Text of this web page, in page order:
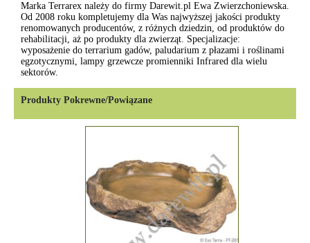
Marka Terrarex należy do firmy Darewit.pl Ewa Zwierzchoniewska.
Od 2008 roku kompletujemy dla Was najwyższej jakości produkty
renomowanych producentów, z różnych dziedzin, od produktów do
rehabilitacji, aż po produkty dla zwierząt. Specjalizacje:
wyposażenie do terrarium gadów, paludarium z płazami i roślinami
egzotycznymi, lampy grzewcze promienniki Infrared dla wielu
sektorów.
Produkty Pokrewne/Powiązane